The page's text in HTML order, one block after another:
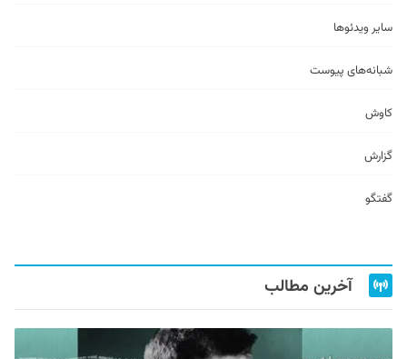
سایر ویدئو‌ها
شبانه‌های پیوست
کاوش
گزارش
گفتگو
آخرین مطالب